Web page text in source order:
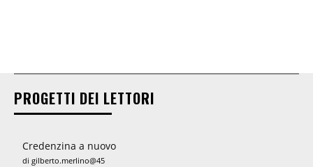
PROGETTI DEI LETTORI
Credenzina a nuovo
di gilberto.merlino@45